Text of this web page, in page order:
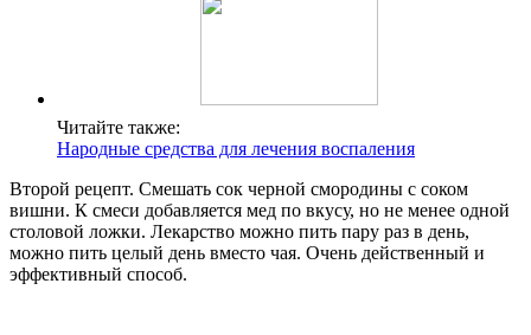
Читайте также:
Народные средства для лечения воспаления
Второй рецепт. Смешать сок черной смородины с соком
вишни. К смеси добавляется мед по вкусу, но не менее одной
столовой ложки. Лекарство можно пить пару раз в день,
можно пить целый день вместо чая. Очень действенный и
эффективный способ.